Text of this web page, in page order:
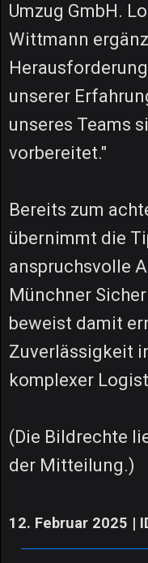
Umzug GmbH.
Wittmann
unserer
unseres Teams
vorbereitet."
Bereits zum
übernimmt die
anspruchsvolle
Münchner
beweist damit
Zuverlässigkeit
komplexer
(Die Bildrechte
der Mitteilung.)
12. Februar 2025 |